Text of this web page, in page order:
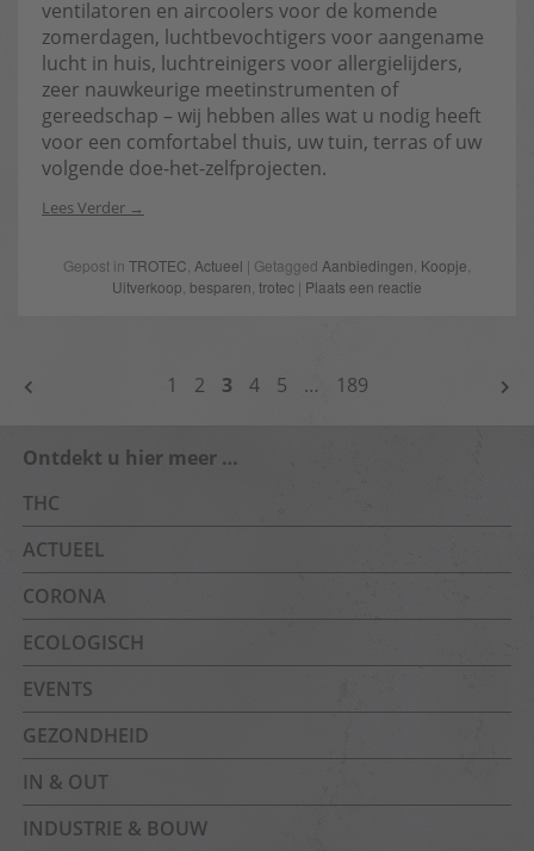
ventilatoren en aircoolers voor de komende
zomerdagen, luchtbevochtigers voor aangename
lucht in huis, luchtreinigers voor allergielijders,
zeer nauwkeurige meetinstrumenten of
gereedschap – wij hebben alles wat u nodig heeft
voor een comfortabel thuis, uw tuin, terras of uw
volgende doe-het-zelfprojecten.
Lees Verder
Gepost in TROTEC Actueel | Getagged Aanbiedingen Koopje
Uitverkoop besparen trotec | Plaats een reactie
BERICHTNAVIGATIE
1 2 3 4 5 … 189
Ontdekt u hier meer …
THC
ACTUEEL
CORONA
ECOLOGISCH
EVENTS
GEZONDHEID
IN & OUT
INDUSTRIE & BOUW